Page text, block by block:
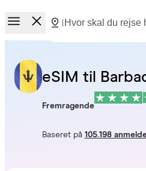
eSIM til
Fremragende
Baseret på 105.198